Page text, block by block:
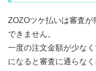
ZOZOツケ払いは審査
できません。
一度の注文金額が少な
になると審査に通らなく